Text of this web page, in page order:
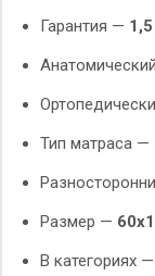
Гарантия —
Тип матраса —
Размер —
В категориях —